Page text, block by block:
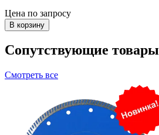
Цена по запросу
В корзину
Сопутствующие товары
Смотреть все